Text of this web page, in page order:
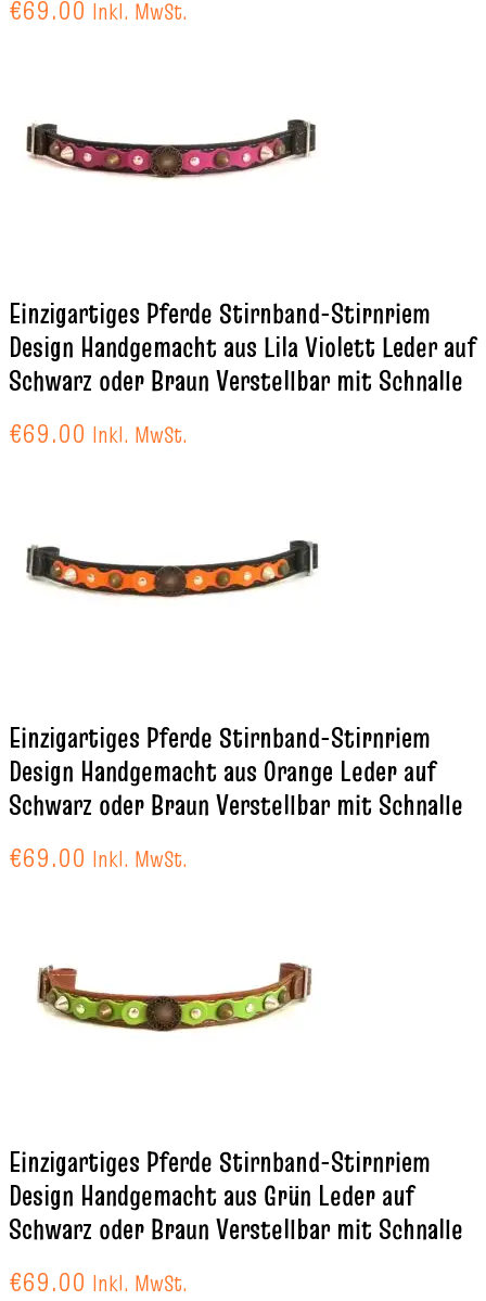
€69.00 Inkl. MwSt.
Einzigartiges Pferde Stirnband-Stirnriem
Design Handgemacht aus Lila Violett Leder auf
Schwarz oder Braun Verstellbar mit Schnalle
€69.00 Inkl. MwSt.
Einzigartiges Pferde Stirnband-Stirnriem
Design Handgemacht aus Orange Leder auf
Schwarz oder Braun Verstellbar mit Schnalle
€69.00 Inkl. MwSt.
Einzigartiges Pferde Stirnband-Stirnriem
Design Handgemacht aus Grün Leder auf
Schwarz oder Braun Verstellbar mit Schnalle
€69.00 Inkl. MwSt.